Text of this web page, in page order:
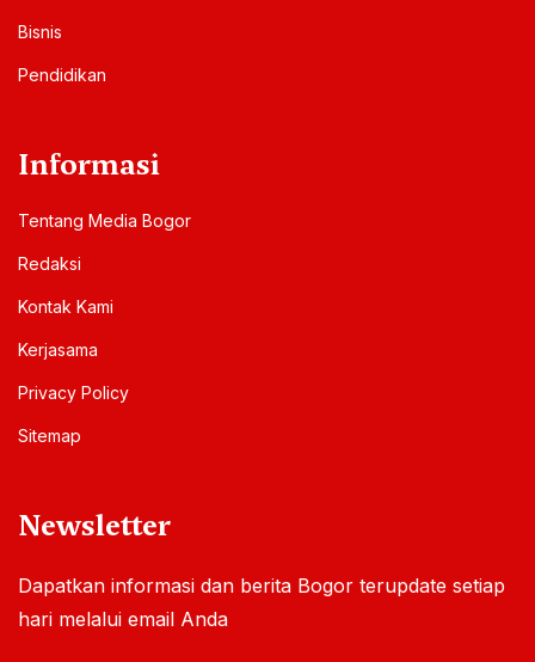
Bisnis
Pendidikan
Informasi
Tentang Media Bogor
Redaksi
Kontak Kami
Kerjasama
Privacy Policy
Sitemap
Newsletter
Dapatkan informasi dan berita Bogor terupdate setiap
hari melalui email Anda